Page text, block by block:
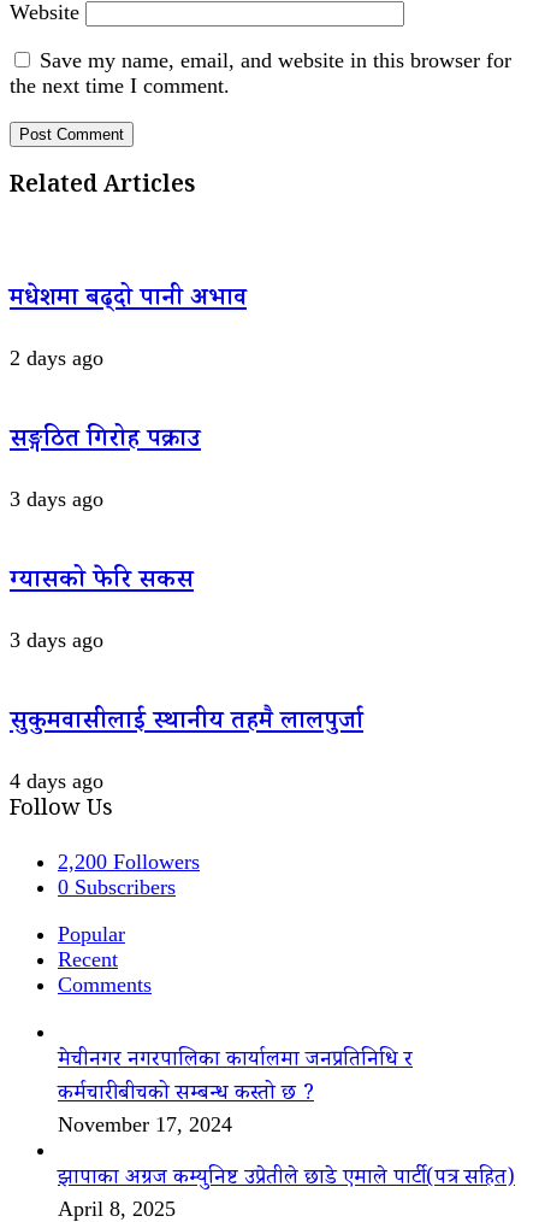
Website
Save my name, email, and website in this browser for
the next time I comment.
Related Articles
मधेशमा बढ्दो पानी अभाव
2 days ago
सङ्गठित गिरोह पक्राउ
3 days ago
ग्यासको फेरि सकस
3 days ago
सुकुमवासीलाई स्थानीय तहमै लालपुर्जा
4 days ago
Follow Us
2,200 Followers
0 Subscribers
Popular
Recent
Comments
मेचीनगर नगरपालिका कार्यालमा जनप्रतिनिधि र
कर्मचारीबीचको सम्बन्ध कस्तो छ ?
November 17, 2024
झापाका अग्रज कम्युनिष्ट उप्रेतीले छाडे एमाले पार्टी(पत्र सहित)
April 8, 2025